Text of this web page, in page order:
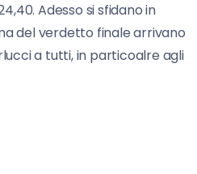
Adesso si sfidano in
del verdetto finale arrivano
a tutti, in particoalre agli